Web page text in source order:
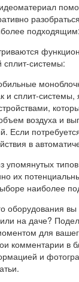
подходящим:
сплит-системы:
и сплит-системы,
воздуха и
Если
в
их
наиболее
оборудования
на даче?
для
комментарии в
и